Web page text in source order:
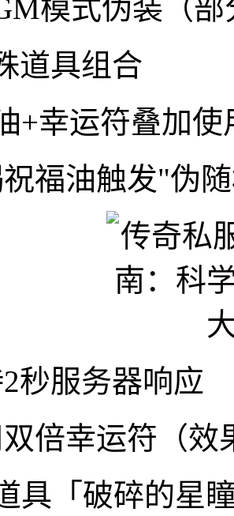
模式伪装（
道具组合
+幸运符叠加使
福油触发"伪
秒服务器响应
倍幸运符（效
具「破碎的星